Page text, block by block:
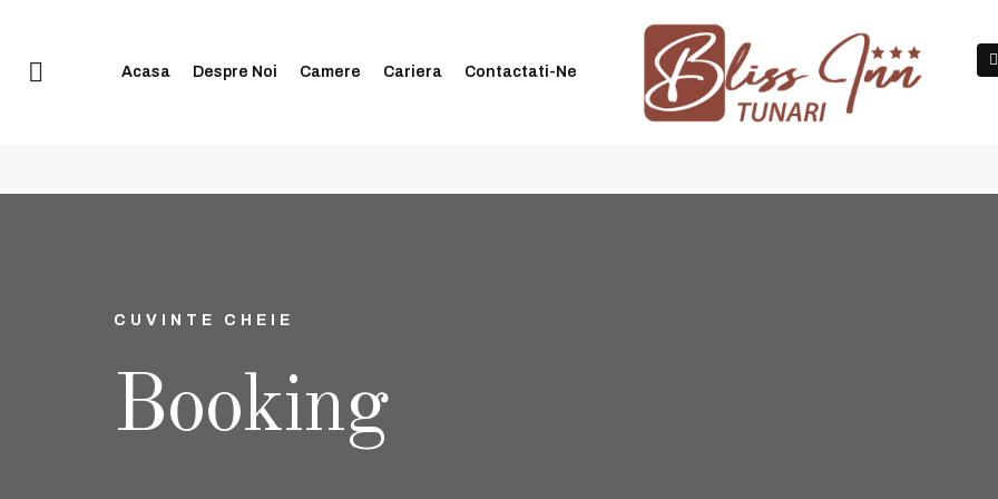
Check in-ul se face între orele 14:00 și 20:00
Acasa Despre Noi Camere Cariera Contactati-Ne
CUVINTE CHEIE
Booking